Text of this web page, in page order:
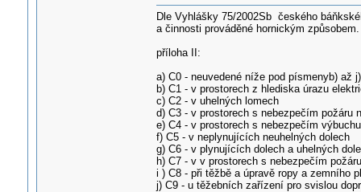
Dle Vyhlášky 75/2002Sb českého
a činnosti prováděné hornickým způsobem.
příloha II:
a) C0 - neuvedené níže pod písmenyb) až j)
b) C1 - v prostorech z hlediska úrazu
c) C2 - v uhelných lomech
d) C3 - v prostorech s nebezpečím požáru
e) C4 - v prostorech s nebezpečím
f) C5 - v neplynujících neuhelných dolech
g) C6 - v plynujících dolech a uhelných
h) C7 - v v prostorech s nebezpečím
i ) C8 - při těžbě a úpravě ropy a zemního
j) C9 - u těžebních zařízení pro svislou